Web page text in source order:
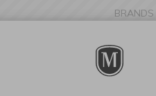
BRANDS
not Polish. Would you like to